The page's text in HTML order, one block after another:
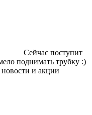
Сейчас поступит
поднимать трубку :)
и акции